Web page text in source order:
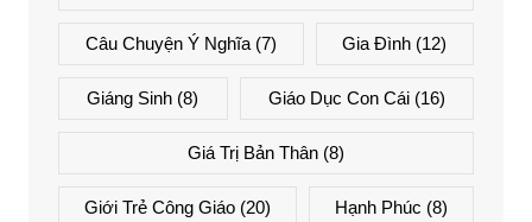
Câu Chuyện Ý Nghĩa(7) Gia Đình (12)
Giáng Sinh (8) Giáo Dục Con Cái(16)
Giá Trị Bản Thân(8)
Giới Trẻ Công Giáo(20) Hạnh Phúc (8)